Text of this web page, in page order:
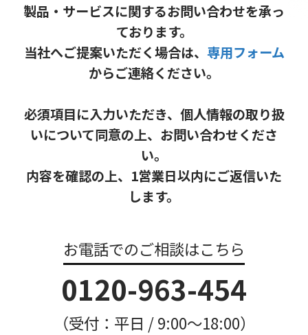
製品・サービスに関するお問い合わせを承っ
ております。
当社へご提案いただく場合は、 専用フォーム
からご連絡ください。
必須項目に入力いただき、個人情報の取り扱
いについて同意の上、お問い合わせくださ
い。
内容を確認の上、1営業日以内にご返信いた
します。
お電話でのご相談はこちら
0120-963-454
（受付：平日 / 9:00〜18:00）